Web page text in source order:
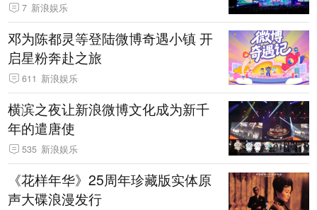
7 新浪娱乐
邓为陈都灵等登陆微博奇遇小镇 开
启星粉奔赴之旅
611 新浪娱乐
横滨之夜让新浪微博文化成为新千
年的遣唐使
535 新浪娱乐
《花样年华》25周年珍藏版实体原
声大碟浪漫发行